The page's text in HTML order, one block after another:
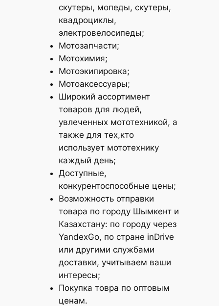
скутеры, мопеды, скутеры,
квадроциклы,
электровелосипеды;
Мотозапчасти;
Мотохимия;
Мотоэкипировка;
Мотоаксессуары;
Широкий ассортимент
товаров для людей,
увлеченных мототехникой, а
также для тех,кто
использует мототехнику
каждый день;
Доступные,
конкурентоспособные цены;
Возможность отправки
товара по городу Шымкент и
Казахстану: по городу через
YandexGo, по стране inDrive
или другими службами
доставки, учитываем ваши
интересы;
Покупка товра по оптовым
ценам.